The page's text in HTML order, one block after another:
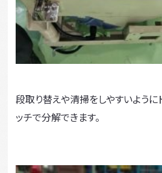
段取り替えや清掃をしやすいように
ッチで分解できます。